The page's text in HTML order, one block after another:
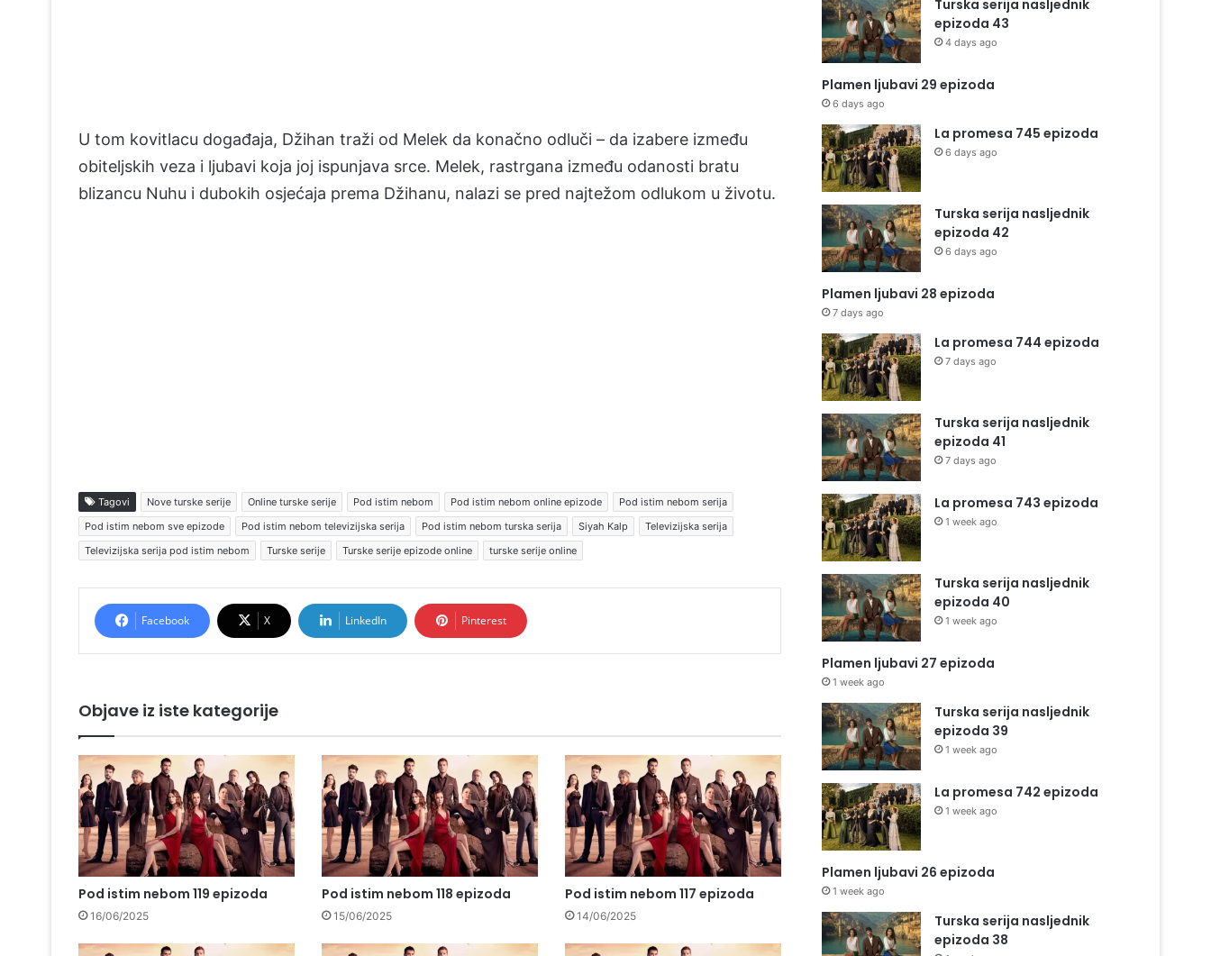
U tom kovitlacu događaja, Džihan traži od Melek da konačno odluči – da izabere između
obiteljskih veza i ljubavi koja joj ispunjava srce. Melek, rastrgana između odanosti bratu
blizancu Nuhu i dubokih osjećaja prema Džihanu, nalazi se pred najtežom odlukom u životu.
Tagovi Nove turske serije Online turske serije Pod istim nebom Pod istim nebom online epizode
Pod istim nebom serija
Pod istim nebom sve epizode
Pod istim nebom televizijska serija Pod istim nebom turska serija Siyah Kalp
Televizijska serija
Televizijska serija pod istim nebom
Turske serije Turske serije epizode online turske serije online
Facebook X LinkedIn Pinterest
Objave iz iste kategorije
Pod istim nebom 119 epizoda
16/06/2025
Pod istim nebom 118 epizoda
15/06/2025
Pod istim nebom 117 epizoda
14/06/2025
Turska serija nasljednik
epizoda 43
4 days ago
Plamen ljubavi 29 epizoda
6 days ago
La promesa 745 epizoda
6 days ago
Turska serija nasljednik
epizoda 42
6 days ago
Plamen ljubavi 28 epizoda
7 days ago
La promesa 744 epizoda
7 days ago
Turska serija nasljednik
epizoda 41
7 days ago
La promesa 743 epizoda
1 week ago
Turska serija nasljednik
epizoda 40
1 week ago
Plamen ljubavi 27 epizoda
1 week ago
Turska serija nasljednik
epizoda 39
1 week ago
La promesa 742 epizoda
1 week ago
Plamen ljubavi 26 epizoda
1 week ago
Turska serija nasljednik
epizoda 38